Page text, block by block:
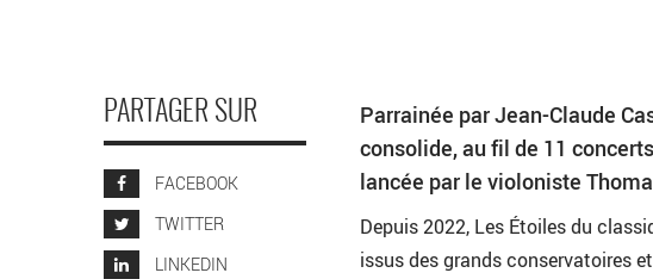
PARTAGER SUR
FACEBOOK
TWITTER
LINKEDIN
Parrainée par Jean-Claude
consolide, au fil de 11
lancée par le violoniste
Depuis 2022, Les Étoiles du
issus des grands conservatoires